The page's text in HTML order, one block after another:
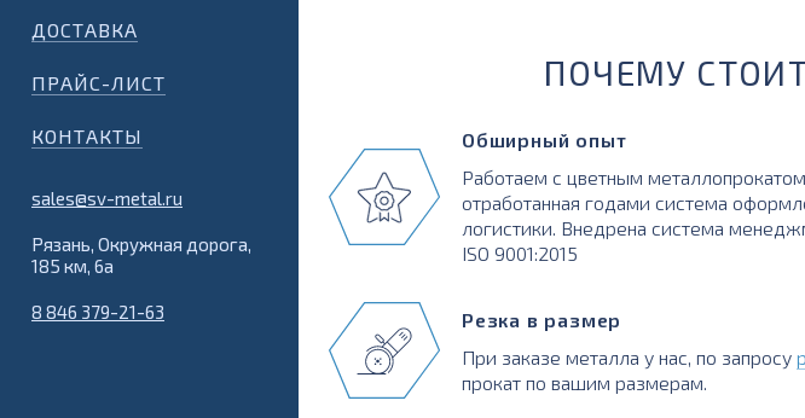
ДОСТАВКА
ПРАЙС-ЛИСТ
КОНТАКТЫ
sales@sv-metal.ru
Рязань, Окружная дорога,
185 км, 6а
8 846 379-21-63
ПОЧЕМУ
Обширный опыт
Работаем с цветным
отработанная годами система
логистики. Внедрена система
ISO 9001:2015
Резка в размер
При заказе металла у нас, по запросу
прокат по вашим размерам.